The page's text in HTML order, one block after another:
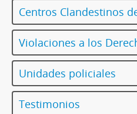
Centros Clandestinos
Violaciones a los
Unidades policiales
Testimonios